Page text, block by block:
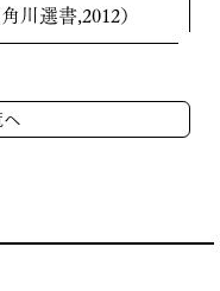
川選書,2012）